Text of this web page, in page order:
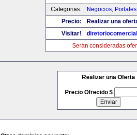
Categorias:
Negocios, Portales
Precio:
Realizar una
Visitar!
Serán consideradas
Realizar una Oferta
Precio Ofrecido $